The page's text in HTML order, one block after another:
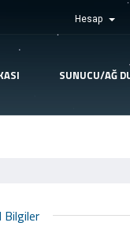
Hesap
SUNUCU/AĞ
Bilgiler